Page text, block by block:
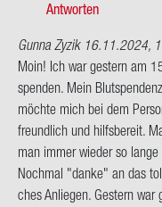
Antworten
Gunna Zyzik16.11.2024,
Moin! Ich war ges­tern am
spen­den. Mein
möch­te mich bei dem
freund­lich und hilfs­be­reit.
man immer wie­der so
Noch­mal "danke" an das
ches An­lie­gen. Ges­tern